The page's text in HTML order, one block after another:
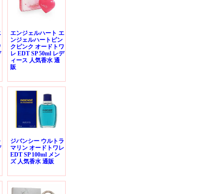
エンジェルハート エ
ンジェルハートピン
クピンク オードトワ
レ EDT SP 50ml レデ
ィース 人気香水 通
販
ジバンシー ウルトラ
マリン オードトワレ
EDT SP 100ml メン
ズ 人気香水 通販